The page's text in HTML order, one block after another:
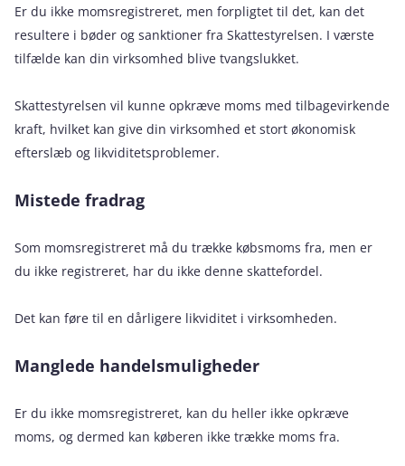
Er du ikke momsregistreret, men forpligtet til det, kan det
resultere i bøder og sanktioner fra Skattestyrelsen. I værste
tilfælde kan din virksomhed blive tvangslukket.
Skattestyrelsen vil kunne opkræve moms med tilbagevirkende
kraft, hvilket kan give din virksomhed et stort økonomisk
efterslæb og likviditetsproblemer.
Mistede fradrag
Som momsregistreret må du trække købsmoms fra, men er
du ikke registreret, har du ikke denne skattefordel.
Det kan føre til en dårligere likviditet i virksomheden.
Manglede handelsmuligheder
Er du ikke momsregistreret, kan du heller ikke opkræve
moms, og dermed kan køberen ikke trække moms fra.